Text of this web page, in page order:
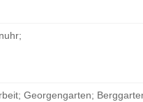
Georgengarten;